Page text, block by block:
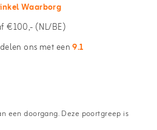
Waarborg
€100,- (NL/BE)
ons met een9.1
een doorgang. Deze poortgreep is